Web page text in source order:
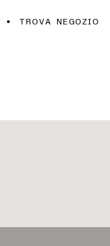
TROVA NEGOZIO